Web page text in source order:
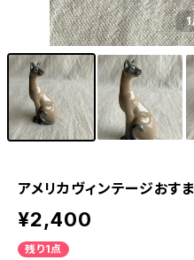
1
アメリカヴィンテージおす
¥2,400
残り1点